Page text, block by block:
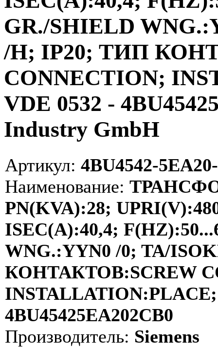
GR./SHIELD
/H; IP20; ТИП
CONNECTION;
VDE 0532 -
Industry GmbH
Артикул: 4BU4542-
Наименование:
PN(KVA):28;
ISEC(A):40,4;
WNG.:YYN0 /0; TA/
КОНТАКТОВ:SCREW
INSTALLATION:PLACE;
4BU45425EA202CB0
Производитель: Siemens